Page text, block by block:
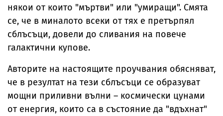
някои от които "мъртви" или "умиращи". Смята
се, че в миналото всеки от тях е претърпял
сблъсъци, довели до сливания на повече
галактични купове.
Авторите на настоящите проучвания обясняват,
че в резултат на тези сблъсъци се образуват
мощни приливни вълни – космически цунами
от енергия, които са в състояние да "вдъхнат"